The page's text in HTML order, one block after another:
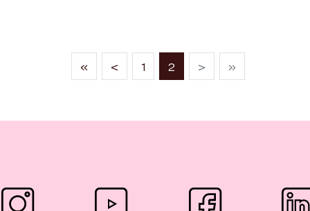
« < 1 2(current)
> »